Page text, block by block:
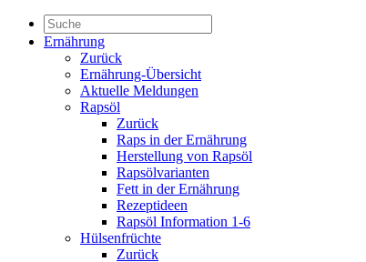
Ernährung
Zurück
Ernährung-Übersicht
Aktuelle Meldungen
Rapsöl
Zurück
Raps in der Ernährung
Herstellung von Rapsöl
Rapsölvarianten
Fett in der Ernährung
Rezeptideen
Rapsöl Information 1-6
Hülsenfrüchte
Zurück